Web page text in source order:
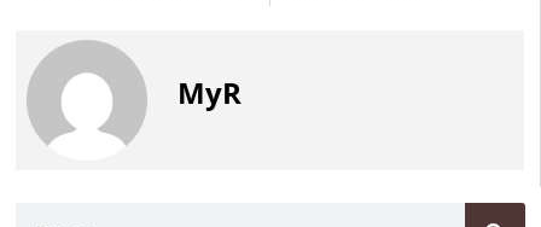
MyR